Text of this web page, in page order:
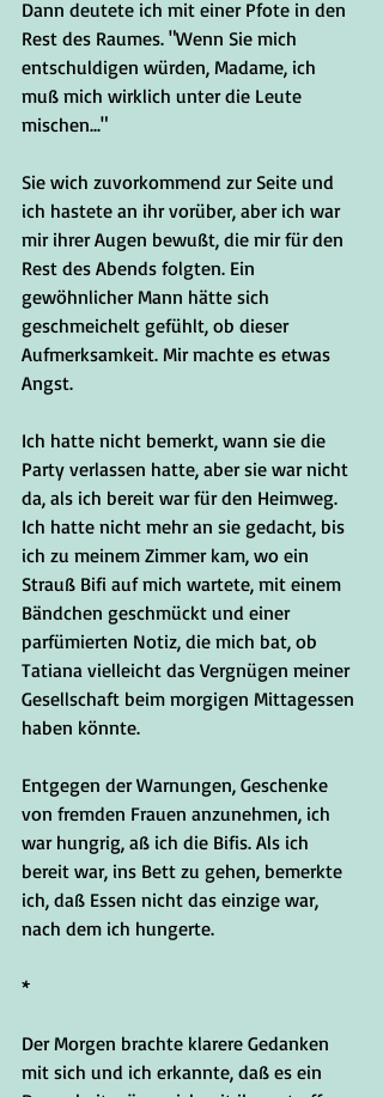
Dann deutete ich mit einer Pfote in den
Rest des Raumes. "Wenn Sie mich
entschuldigen würden, Madame, ich
muß mich wirklich unter die Leute
mischen..."
Sie wich zuvorkommend zur Seite und
ich hastete an ihr vorüber, aber ich war
mir ihrer Augen bewußt, die mir für den
Rest des Abends folgten. Ein
gewöhnlicher Mann hätte sich
geschmeichelt gefühlt, ob dieser
Aufmerksamkeit. Mir machte es etwas
Angst.
Ich hatte nicht bemerkt, wann sie die
Party verlassen hatte, aber sie war nicht
da, als ich bereit war für den Heimweg.
Ich hatte nicht mehr an sie gedacht, bis
ich zu meinem Zimmer kam, wo ein
Strauß Bifi auf mich wartete, mit einem
Bändchen geschmückt und einer
parfümierten Notiz, die mich bat, ob
Tatiana vielleicht das Vergnügen meiner
Gesellschaft beim morgigen Mittagessen
haben könnte.
Entgegen der Warnungen, Geschenke
von fremden Frauen anzunehmen, ich
war hungrig, aß ich die Bifis. Als ich
bereit war, ins Bett zu gehen, bemerkte
ich, daß Essen nicht das einzige war,
nach dem ich hungerte.
*
Der Morgen brachte klarere Gedanken
mit sich und ich erkannte, daß es ein